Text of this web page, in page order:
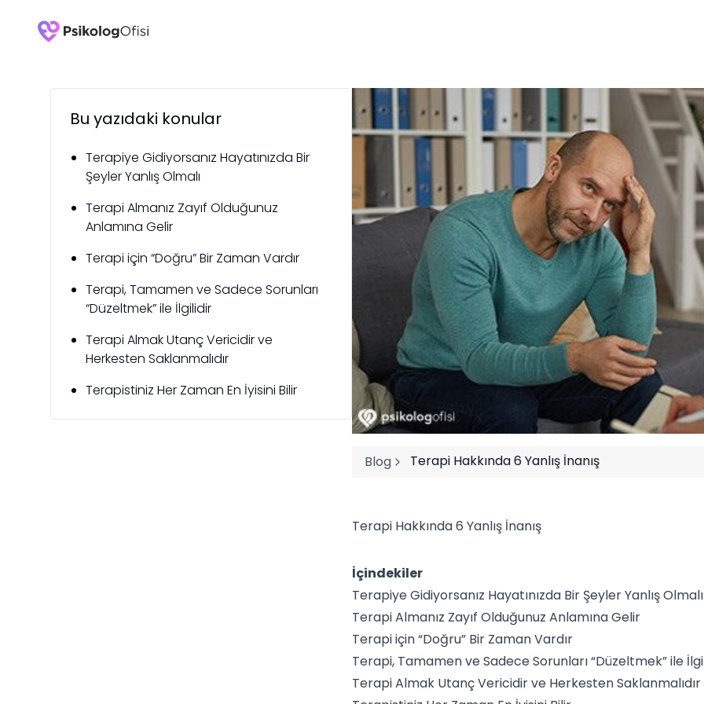
Bu yazıdaki konular
Terapiye Gidiyorsanız Hayatınızda Bir
Şeyler Yanlış Olmalı
Terapi Almanız Zayıf Olduğunuz
Anlamına Gelir
Terapi için “Doğru” Bir Zaman Vardır
Terapi, Tamamen ve Sadece Sorunları
“Düzeltmek” ile İlgilidir
Terapi Almak Utanç Vericidir ve
Herkesten Saklanmalıdır
Terapistiniz Her Zaman En İyisini Bilir
Blog Terapi Hakkında 6 Yanlış İnanış
Terapi Hakkında 6 Yanlış İnanış
İçindekiler
Terapiye Gidiyorsanız Hayatınızda Bir Şeyler Yanlış Olmalı
Terapi Almanız Zayıf Olduğunuz Anlamına Gelir
Terapi için “Doğru” Bir Zaman Vardır
Terapi, Tamamen ve Sadece Sorunları “Düzeltmek” ile
Terapi Almak Utanç Vericidir ve Herkesten Saklanmalıdır